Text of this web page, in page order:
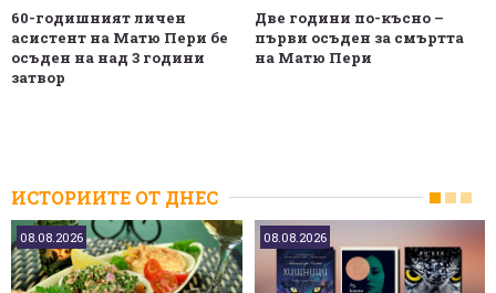
60-годишният личен
асистент на Матю Пери бе
осъден на над 3 години
затвор
Две години по-късно –
първи осъден за смъртта
на Матю Пери
ИСТОРИИТЕ ОТ ДНЕС
08.08.2026 08.08.2026